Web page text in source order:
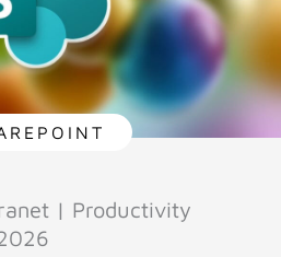
| Productivity